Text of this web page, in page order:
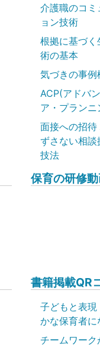
介護職のコミ
ョン技術
根拠に基づ
術の基本
気づきの事例
ACP(アドバ
ア・プランニ
面接への招待
ずさない相
技法
保育の研修
書籍掲載QR
子どもと表現
かな保育者に
チームワーク